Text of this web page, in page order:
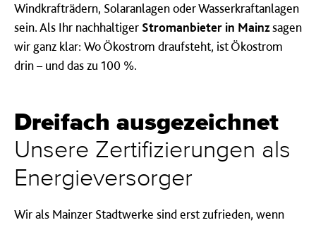
Windkrafträdern, Solaranlagen oder Wasserkraftanlagen
sein. Als Ihr nachhaltiger Stromanbieter in Mainzsagen
wir ganz klar: Wo Ökostrom draufsteht, ist Ökostrom
drin – und das zu 100 %.
Dreifach ausgezeichnet
Unsere Zertifizierungen als
Energieversorger
Wir als Mainzer Stadtwerke sind erst zufrieden, wenn